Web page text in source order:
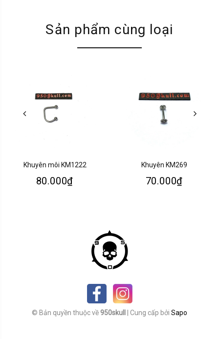
Sản phẩm cùng loại
Khuyên môi KM1222
80.000₫
Khuyên KM269
70.000₫
© Bản quyền thuộc về 950skull Cung cấp bởi Sapo